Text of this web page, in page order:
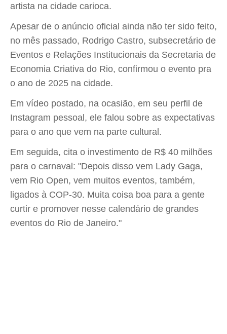
artista na cidade carioca.
Apesar de o anúncio oficial ainda não ter sido feito,
no mês passado, Rodrigo Castro, subsecretário de
Eventos e Relações Institucionais da Secretaria de
Economia Criativa do Rio, confirmou o evento pra
o ano de 2025 na cidade.
Em vídeo postado, na ocasião, em seu perfil de
Instagram pessoal, ele falou sobre as expectativas
para o ano que vem na parte cultural.
Em seguida, cita o investimento de R$ 40 milhões
para o carnaval: "Depois disso vem Lady Gaga,
vem Rio Open, vem muitos eventos, também,
ligados à COP-30. Muita coisa boa para a gente
curtir e promover nesse calendário de grandes
eventos do Rio de Janeiro."